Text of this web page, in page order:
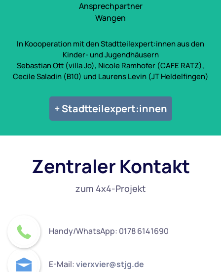
Ansprechpartner
Wangen
In Koooperation mit den Stadtteilexpert:innen aus den
Kinder- und Jugendhäusern
Sebastian Ott (villa Jo), Nicole Ramhofer (CAFE RATZ),
Cecile Saladin (B10) und Laurens Levin (JT Heldelfingen)
+ Stadtteilexpert:innen
Zentraler Kontakt
zum 4x4-Projekt
Handy/WhatsApp: 0178 6141690
E-Mail:vierxvier@stjg.de